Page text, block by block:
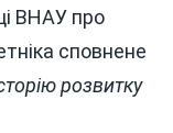
ВНАУ про
сповнене
розвитку